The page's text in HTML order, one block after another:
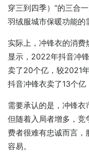
穿三到四季）”的三合
羽绒服城市保暖功能的
实际上，冲锋衣的消
显示，2022年抖音冲
卖了20个亿，较2021
抖音冲锋衣卖了13个亿
需要承认的是，冲锋衣
但随着入局者增多，竞
费者很难有忠诚而言
容易。